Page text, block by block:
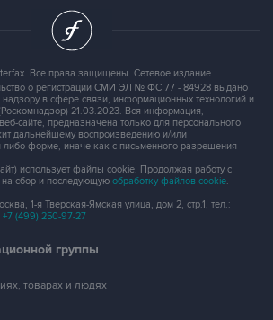
Все права защищены. Сетевое издание
о регистрации СМИ ЭЛ № ФС 77 - 84928 выдано
в сфере связи, информационных технологий и
21.03.2023. Вся информация,
сайте, предназначена только для персонального
дальнейшему воспроизведению и/или
либо форме, иначе как с письменного разрешения
использует файлы cookie. Продолжая работу с
сбор и последующую обработку файлов cookie.
1-я Тверская-Ямская улица, дом 2, стр.1, тел.:
+7 (499) 250-97-27
группы
товарах и людях